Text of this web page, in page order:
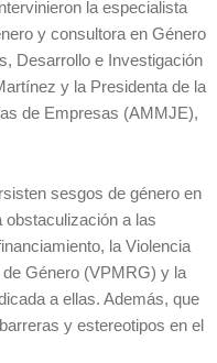
la especialista
y consultora en Género
Desarrollo e Investigación
y la Presidenta de la
de Empresas (AMMJE),
sesgos de género en
obstaculización a las
la Violencia
Género (VPMRG) y la
a ellas. Además, que
y estereotipos en el